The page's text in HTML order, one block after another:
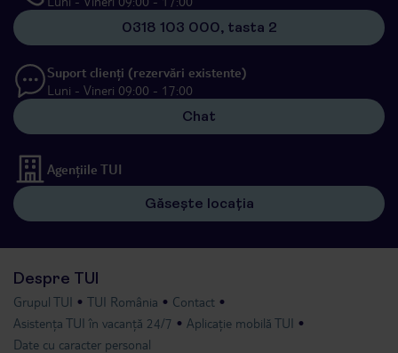
0318 103 000, tasta 2
Suport clienți (rezervări existente)
Luni - Vineri 09:00 - 17:00
Chat
Agențiile TUI
Găsește locația
Despre TUI
Grupul TUI TUI România
Contact
Asistența TUI în vacanță 24/7
Aplicație mobilă TUI
Date cu caracter personal